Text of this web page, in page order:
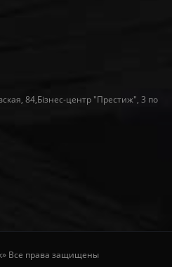
84,Бізнес-центр "Престиж", 3 по
Все права защищены